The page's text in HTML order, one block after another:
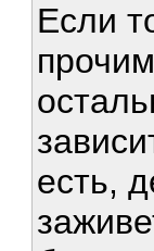
Если
есть,